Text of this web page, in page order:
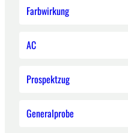
Farbwirkung
AC
Prospektzug
Generalprobe